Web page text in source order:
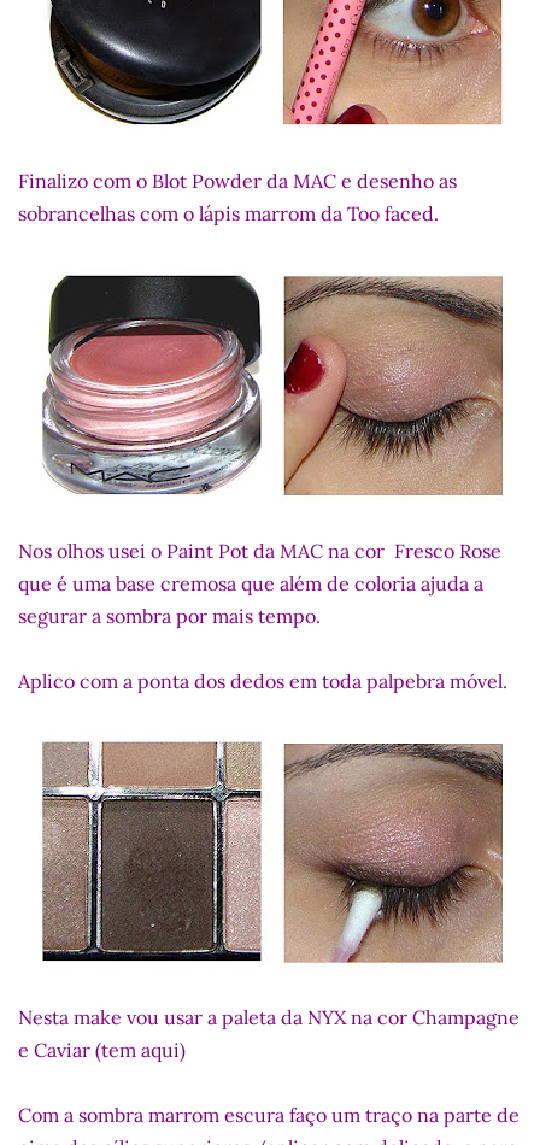
Finalizo com o Blot Powder da MAC e desenho as
sobrancelhas com o lápis marrom da Too faced.
Nos olhos usei o Paint Pot da MAC na cor Fresco Rose
que é uma base cremosa que além de coloria ajuda a
segurar a sombra por mais tempo.
Aplico com a ponta dos dedos em toda palpebra móvel.
Nesta make vou usar a paleta da NYX na cor Champagne
e Caviar (tem aqui)
Com a sombra marrom escura faço um traço na parte de